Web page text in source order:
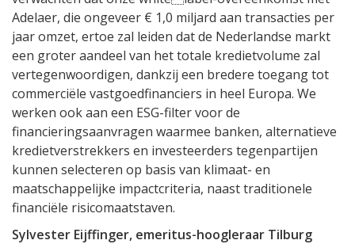
Adelaer, die ongeveer € 1,0 miljard aan transacties per
jaar omzet, ertoe zal leiden dat de Nederlandse markt
een groter aandeel van het totale kredietvolume zal
vertegenwoordigen, dankzij een bredere toegang tot
commerciële vastgoedfinanciers in heel Europa. We
werken ook aan een ESG-filter voor de
financieringsaanvragen waarmee banken, alternatieve
kredietverstrekkers en investeerders tegenpartijen
kunnen selecteren op basis van klimaat- en
maatschappelijke impactcriteria, naast traditionele
financiële risicomaatstaven.
Sylvester Eijffinger, emeritus-hoogleraar Tilburg